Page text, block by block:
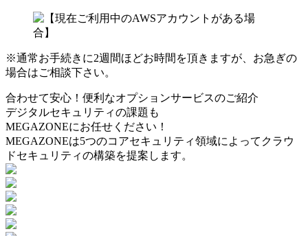
※通常お手続きに2週間ほどお時間を頂きますが、お急ぎの
場合はご相談下さい。
合わせて安心！便利なオプションサービスのご紹介
デジタルセキュリティの課題も
MEGAZONEにお任せください！
MEGAZONEは5つのコアセキュリティ領域によってクラウ
ドセキュリティの構築を提案します。